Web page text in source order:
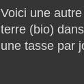
Voici une
terre (bio)
une tasse par